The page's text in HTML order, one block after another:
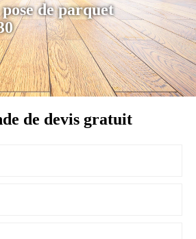
de parquet
de devis gratuit